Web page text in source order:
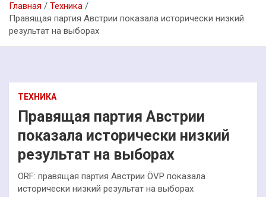
Главная
Техника
Правящая партия Австрии показала исторически низкий
результат на выборах
ТЕХНИКА
Правящая партия Австрии
показала исторически низкий
результат на выборах
ORF: правящая партия Австрии ÖVP показала
исторически низкий результат на выборах